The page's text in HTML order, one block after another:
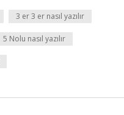
3 er 3 er nasıl yazılır
5 Nolu nasıl yazılır